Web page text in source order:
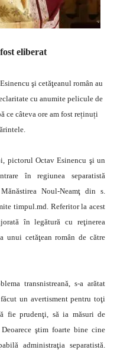
eliberat
şi cetăţeanul român au
cu anumite pelicule de
ce câteva ore am fost reținuți
pictorul Octav Esinencu şi un
în regiunea separatistă
Noul-Neamţ din s.
timpul.md. Referitor la acest
în legătură cu reţinerea
unui cetăţean român de către
transnistreană, s-a arătat
un avertisment pentru toţi
fie prudenţi, să ia măsuri de
ştim foarte bine cine
administraţia separatistă.